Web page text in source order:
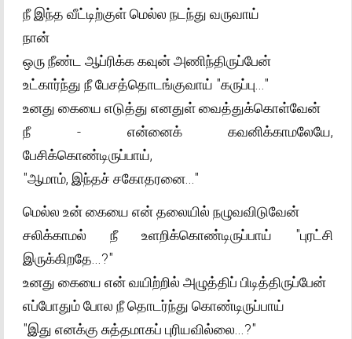
நீ இந்த வீட்டிற்குள் மெல்ல நடந்து வருவாய்
நான்
ஒரு நீண்ட ஆப்ரிக்க கவுன் அணிந்திருப்பேன்
உட்கார்ந்து நீ பேசத்தொடங்குவாய் "கருப்பு..."
உனது கையை எடுத்து எனதுள் வைத்துக்கொள்வேன்
நீ - என்னைக் கவனிக்காமலேயே,
பேசிக்கொண்டிருப்பாய்,
"ஆமாம், இந்தச் சகோதரனை..."
மெல்ல உன் கையை என் தலையில் நழுவவிடுவேன்
சலிக்காமல் நீ உளறிக்கொண்டிருப்பாய் "புரட்சி
இருக்கிறதே...?"
உனது கையை என் வயிற்றில் அழுத்திப் பிடித்திருப்பேன்
எப்போதும் போல நீ தொடர்ந்து கொண்டிருப்பாய்
"இது எனக்கு சுத்தமாகப் புரியவில்லை...?"